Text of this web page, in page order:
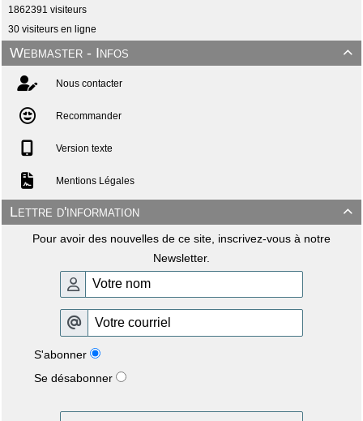
1862391 visiteurs
30 visiteurs en ligne

Webmaster - Infos
Nous contacter
Recommander
Version texte
Mentions Légales

Lettre d'information
Pour avoir des nouvelles de ce site, inscrivez-vous à notre
Newsletter.
S'abonner
Se désabonner